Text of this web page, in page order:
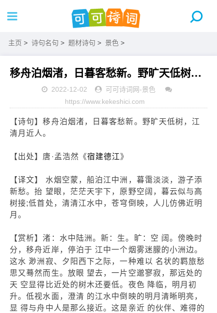
主页 > 诗句名句 > 题材诗句 > 景色 >
移舟泊烟渚，日暮客愁新。野旷天低树，江清月近人。
2022-12-02 可可诗词网-景色
https://www.kekeshici.com
【诗句】移舟泊烟渚，日暮客愁新。野旷天低树，江
清月近人。
【出处】唐·孟浩然《宿建德江》
【译文】 水烟空蒙，船泊江中洲，暮霭淡淡，游子添
新愁。抬 望眼，茫茫天宇下，原野空阔，暮云似与高
树接;低首处，清清江水中，苍穹倒映，人儿仿佛近明
月。
【赏析】渚：水中陆洲。新：生。旷：空 阔。傍晚时
分，移舟近岸，停泊于 江中一个烟雾迷朦的小洲边。
这水 渺洲寂、夕阳西下之际，一种难以 名状的羁旅愁
思又蓦然而生。放眼 望去，一片空邈寥寂，那远处的
天 空显得比近处的树木还要低。夜色 降临，明月初
升。低视水面，澄清 的江水中倒映的明月清晰明亮，
显 得与舟中人是那么接近。这是亲近 的伙伴、难得的